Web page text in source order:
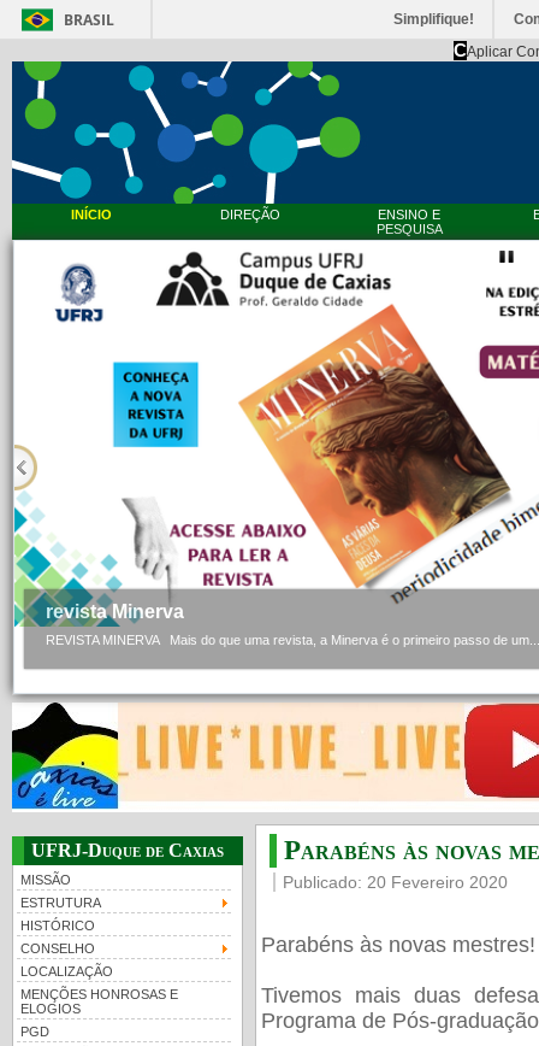
BRASIL Simplifique!
CAplicar
INÍCIO DIREÇÃO
ENSINO E
PESQUISA
revista Minerva
REVISTA MINERVA Mais do que uma revista, a Minerva é o primeiro passo de um...
UFRJ-Duque de Caxias
MISSÃO
ESTRUTURA
HISTÓRICO
CONSELHO
LOCALIZAÇÃO
MENÇÕES HONROSAS E
ELOGIOS
PGD
Parabéns às novas
Publicado: 20 Fevereiro 2020
Parabéns às novas mestres!
Tivemos mais duas
Programa de Pós-